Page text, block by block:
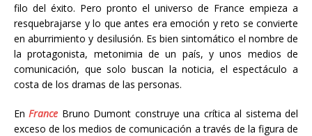
filo del éxito. Pero pronto el universo de France empieza a
resquebrajarse y lo que antes era emoción y reto se convierte
en aburrimiento y desilusión. Es bien sintomático el nombre de
la protagonista, metonimia de un país, y unos medios de
comunicación, que solo buscan la noticia, el espectáculo a
costa de los dramas de las personas.
EnFrance Bruno Dumont construye una crítica al sistema del
exceso de los medios de comunicación a través de la figura de